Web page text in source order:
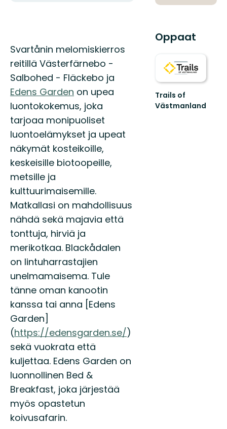
Kuvaus
Svartånin melomiskierros
reitillä Västerfärnebo -
Salbohed - Fläckebo ja
Edens Garden on upea
luontokokemus, joka
tarjoaa monipuoliset
luontoelämykset ja upeat
näkymät kosteikoille,
keskeisille biotoopeille,
metsille ja
kulttuurimaisemille.
Matkallasi on mahdollisuus
nähdä sekä majavia että
tonttuja, hirviä ja
merikotkaa. Blackådalen
on lintuharrastajien
unelmamaisema. Tule
tänne oman kanootin
kanssa tai anna [Edens
Garden]
(https://edensgarden.se/)
sekä vuokrata että
kuljettaa. Edens Garden on
luonnollinen Bed &
Breakfast, joka järjestää
myös opastetun
koivusafarin.
Oppaat
Trails of
Västmanland